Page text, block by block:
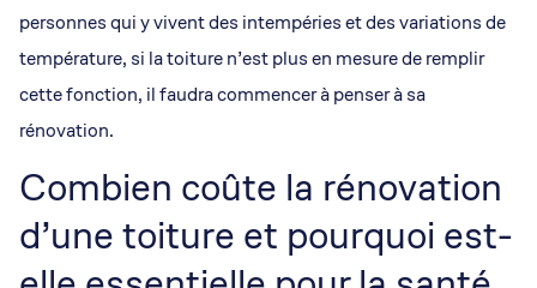
personnes qui y vivent des intempéries et des variations de
température, si la toiture n’est plus en mesure de remplir
cette fonction, il faudra commencer à penser à sa
rénovation.
Combien coûte la rénovation
d’une toiture et pourquoi est-